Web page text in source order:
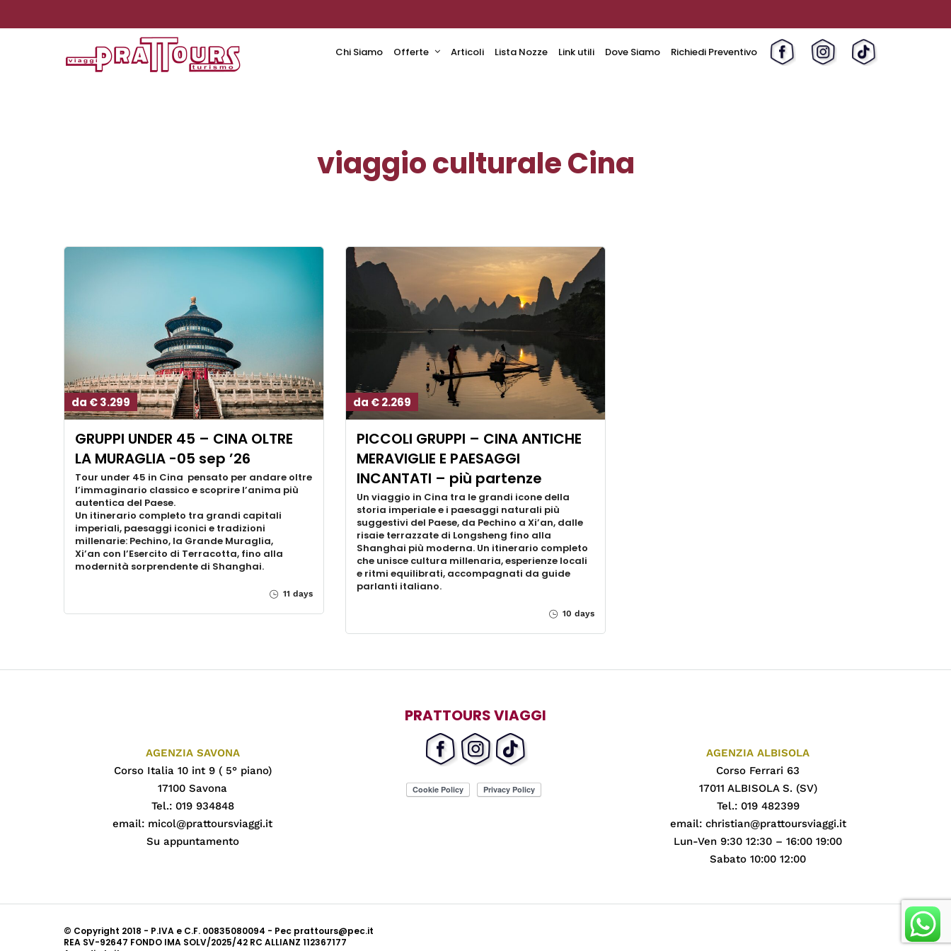
Chi Siamo Offerte Articoli Lista Nozze Link utili Dove Siamo Richiedi Preventivo
viaggio culturale Cina
da € 3.299
GRUPPI UNDER 45 – CINA OLTRE
LA MURAGLIA -05 sep ’26
Tour under 45 in Cina pensato per andare oltre
l’immaginario classico e scoprire l’anima più
autentica del Paese.
Un itinerario completo tra grandi capitali
imperiali, paesaggi iconici e tradizioni
millenarie: Pechino, la Grande Muraglia,
Xi’an con l’Esercito di Terracotta, fino alla
modernità sorprendente di Shanghai.
11 days
da € 2.269
PICCOLI GRUPPI – CINA ANTICHE
MERAVIGLIE E PAESAGGI
INCANTATI – più partenze
Un viaggio in Cina tra le grandi icone della
storia imperiale e i paesaggi naturali più
suggestivi del Paese, da Pechino a Xi’an, dalle
risaie terrazzate di Longsheng fino alla
Shanghai più moderna. Un itinerario completo
che unisce cultura millenaria, esperienze locali
e ritmi equilibrati, accompagnati da guide
parlanti italiano.
10 days
AGENZIA SAVONA
Corso Italia 10 int 9 ( 5° piano)
17100 Savona
Tel.: 019 934848
email: micol@prattoursviaggi.it
Su appuntamento
PRATTOURS VIAGGI
AGENZIA ALBISOLA
Corso Ferrari 63
17011 ALBISOLA S. (SV)
Tel.: 019 482399
email: christian@prattoursviaggi.it
Lun-Ven 9:30 12:30 – 16:00 19:00
Sabato 10:00 12:00
© Copyright 2018 - P.IVA e C.F. 00835080094 - Pec prattours@pec.it
REA SV-92647 FONDO IMA SOLV/2025/42 RC ALLIANZ 112367177